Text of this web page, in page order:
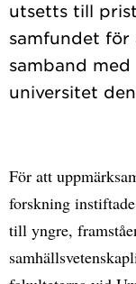
utsetts till
samfundet för
samband
För att
forskning
till yngre,